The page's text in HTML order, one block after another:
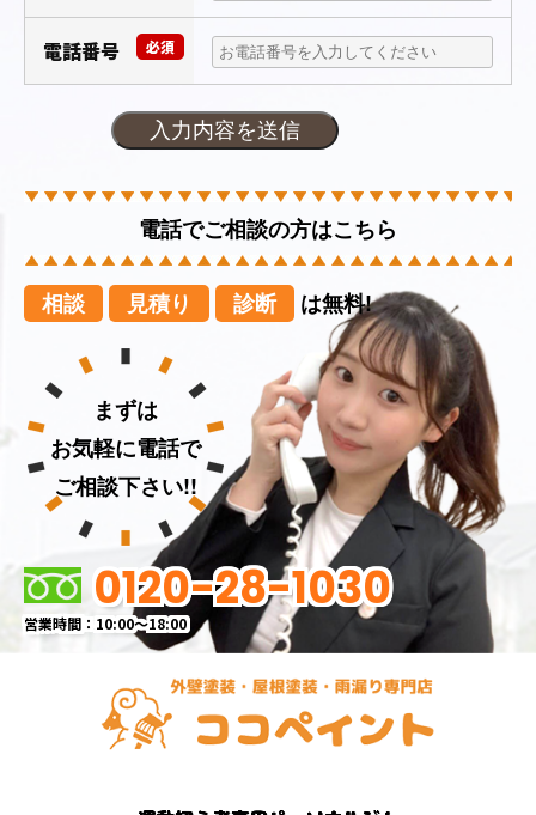
電話番号 必須
電話でご相談の方はこちら
相談 見積り 診断 は無料!
まずは
お気軽に電話で
ご相談下さい!!
0120-28-1030
営業時間：10:00～18:00